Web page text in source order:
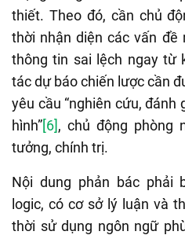
thiết. Theo đó, cần chủ
thời nhận diện các vấn đề
thông tin sai lệch ngay từ
tác dự báo chiến lược cần
yêu cầu “nghiên cứu, đánh
hình”[6], chủ động phòng
tưởng, chính trị.
Nội dung phản bác phải
logic, có cơ sở lý luận và
thời sử dụng ngôn ngữ